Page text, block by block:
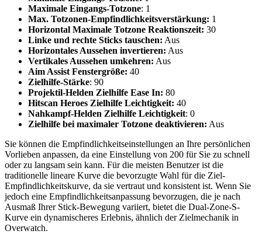
Maximale Eingangs-Totzone: 1
Max. Totzonen-Empfindlichkeitsverstärkung: 1
Horizontal Maximale Totzone Reaktionszeit: 30
Linke und rechte Sticks tauschen: Aus
Horizontales Aussehen invertieren: Aus
Vertikales Aussehen umkehren: Aus
Aim Assist Fenstergröße: 40
Zielhilfe-Stärke: 90
Projektil-Helden Zielhilfe Ease In: 80
Hitscan Heroes Zielhilfe Leichtigkeit: 40
Nahkampf-Helden Zielhilfe Leichtigkeit: 0
Zielhilfe bei maximaler Totzone deaktivieren: Aus
Sie können die Empfindlichkeitseinstellungen an Ihre persönlichen
Vorlieben anpassen, da eine Einstellung von 200 für Sie zu schnell
oder zu langsam sein kann. Für die meisten Benutzer ist die
traditionelle lineare Kurve die bevorzugte Wahl für die Ziel-
Empfindlichkeitskurve, da sie vertraut und konsistent ist. Wenn Sie
jedoch eine Empfindlichkeitsanpassung bevorzugen, die je nach
Ausmaß Ihrer Stick-Bewegung variiert, bietet die Dual-Zone-S-
Kurve ein dynamischeres Erlebnis, ähnlich der Zielmechanik in
Overwatch.